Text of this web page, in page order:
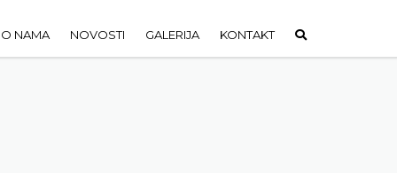
O NAMA NOVOSTI GALERIJA KONTAKT